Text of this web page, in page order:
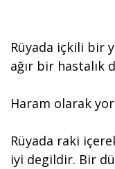
Rüyada içkili bir
ağır bir hastalık
Haram olarak
Rüyada raki
iyi degildir. Bir